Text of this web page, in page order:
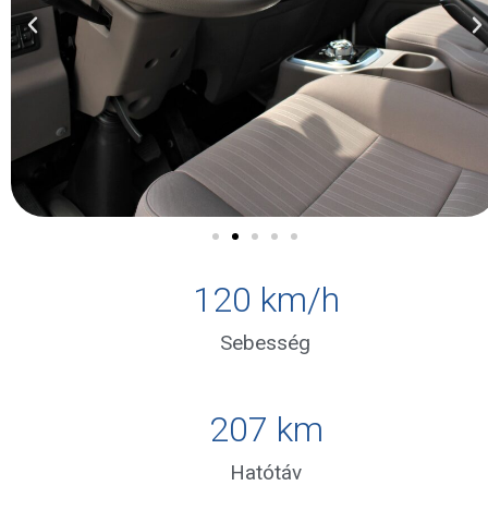
120 km/h
Sebesség
208 km
Hatótáv